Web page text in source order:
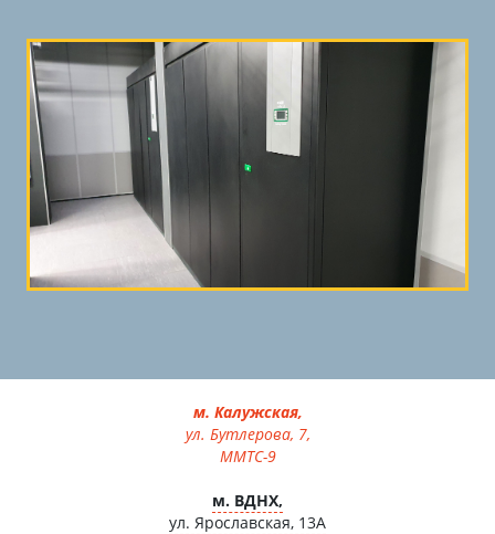
м. Калужская,
ул. Бутлерова, 7,
MMTC-9
м. ВДНХ,
ул. Ярославская, 13А